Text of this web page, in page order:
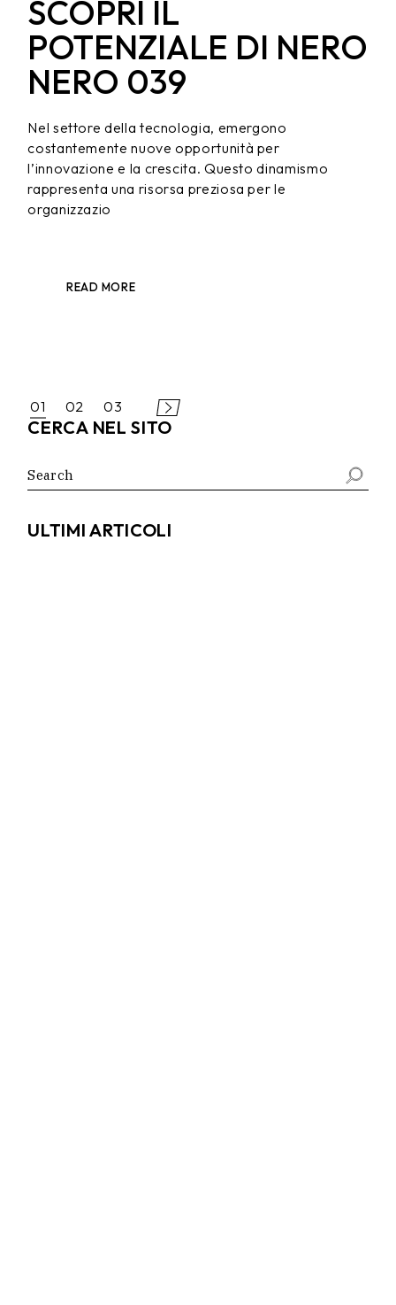
SCOPRI IL
POTENZIALE DI NERO
NERO 039
Nel settore della tecnologia, emergono
costantemente nuove opportunità per
l’innovazione e la crescita. Questo dinamismo
rappresenta una risorsa preziosa per le
organizzazio
READ MORE
PAGINAZIONE
DEGLI
ARTICOLI
01 02 03
CERCA NEL SITO
Search
for:
ULTIMI ARTICOLI